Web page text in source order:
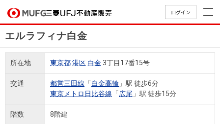
ログイン
買いたいTOP
売りたいTOP
店舗案内TOP
会社情報TOP
採用情報TOP
買いたい
売りたい
エルラフィナ白金
所在地 東京都港区 白金 3丁目17番15号
交通 都営三田線 「白金高輪 」駅 徒歩6分
東京メトロ日比谷線 「広尾 」駅 徒歩15分
階数 8階建